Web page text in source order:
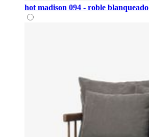
hot madison 094 - roble blanqueado